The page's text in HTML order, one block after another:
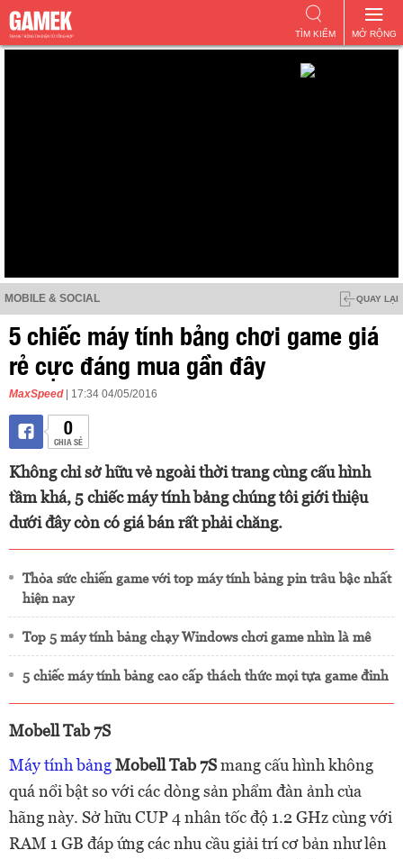
MỞ RỘNG
TÌM KIẾM
MOBILE & SOCIAL QUAY LẠI
5 chiếc máy tính bảng chơi game giá
rẻ cực đáng mua gần đây
MaxSpeed | 17:34 04/05/2016
0
CHIA SẺ
Không chỉ sở hữu vẻ ngoài thời trang cùng cấu hình
tầm khá, 5 chiếc máy tính bảng chúng tôi giới thiệu
dưới đây còn có giá bán rất phải chăng.
Thỏa sức chiến game với top máy tính bảng pin trâu bậc nhất
hiện nay
Top 5 máy tính bảng chạy Windows chơi game nhìn là mê
5 chiếc máy tính bảng cao cấp thách thức mọi tựa game đỉnh
Mobell Tab 7S
Máy tính bảngMobell Tab 7Smang cấu hình không
quá nổi bật so với các dòng sản phẩm đàn ảnh của
hãng này. Sở hữu CUP 4 nhân tốc độ 1.2 GHz cùng với
RAM 1 GB đáp ứng các nhu cầu giải trí cơ bản như lên